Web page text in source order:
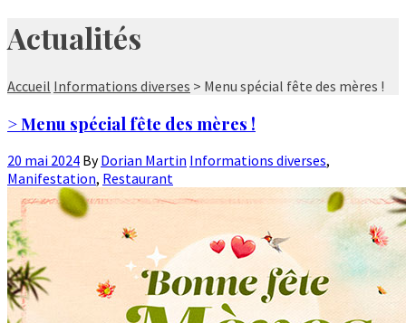
Actualités
Accueil Informations diverses > Menu spécial fête des mères !
> Menu spécial fête des mères !
20 mai 2024 ByDorian Martin Informations diverses,
Manifestation, Restaurant